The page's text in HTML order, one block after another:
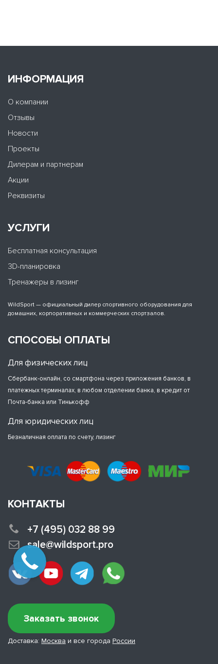
ИНФОРМАЦИЯ
О компании
Отзывы
Новости
Проекты
Дилерам и партнерам
Акции
Реквизиты
УСЛУГИ
Бесплатная консультация
3D-планировка
Тренажеры в лизинг
WildSport — официальный дилер спортивного оборудования для
домашних, корпоративных и коммерческих спортзалов.
СПОСОБЫ ОПЛАТЫ
Для физических лиц
Сбербанк-онлайн, со смартфона через приложения банков, в
платежных терминалах, в любом отделении банка, в кредит от
Почта-банка или Тинькофф
Для юридических лиц
Безналичная оплата по счету, лизинг
КОНТАКТЫ
+7 (495) 032 88 99
sale@wildsport.pro
Заказать звонок
Доставка: Москва и все города России